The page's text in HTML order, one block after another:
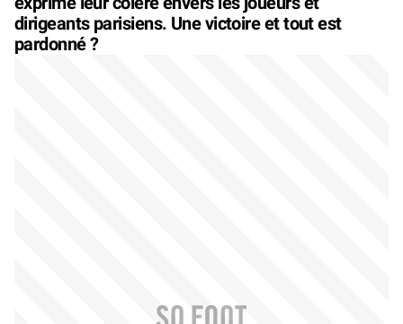
dirigeants parisiens. Une victoire et tout est
pardonné ?